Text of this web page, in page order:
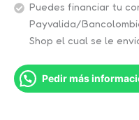
Puedes financiar tu
Payvalida/
Shop el cual se le
Pedir más